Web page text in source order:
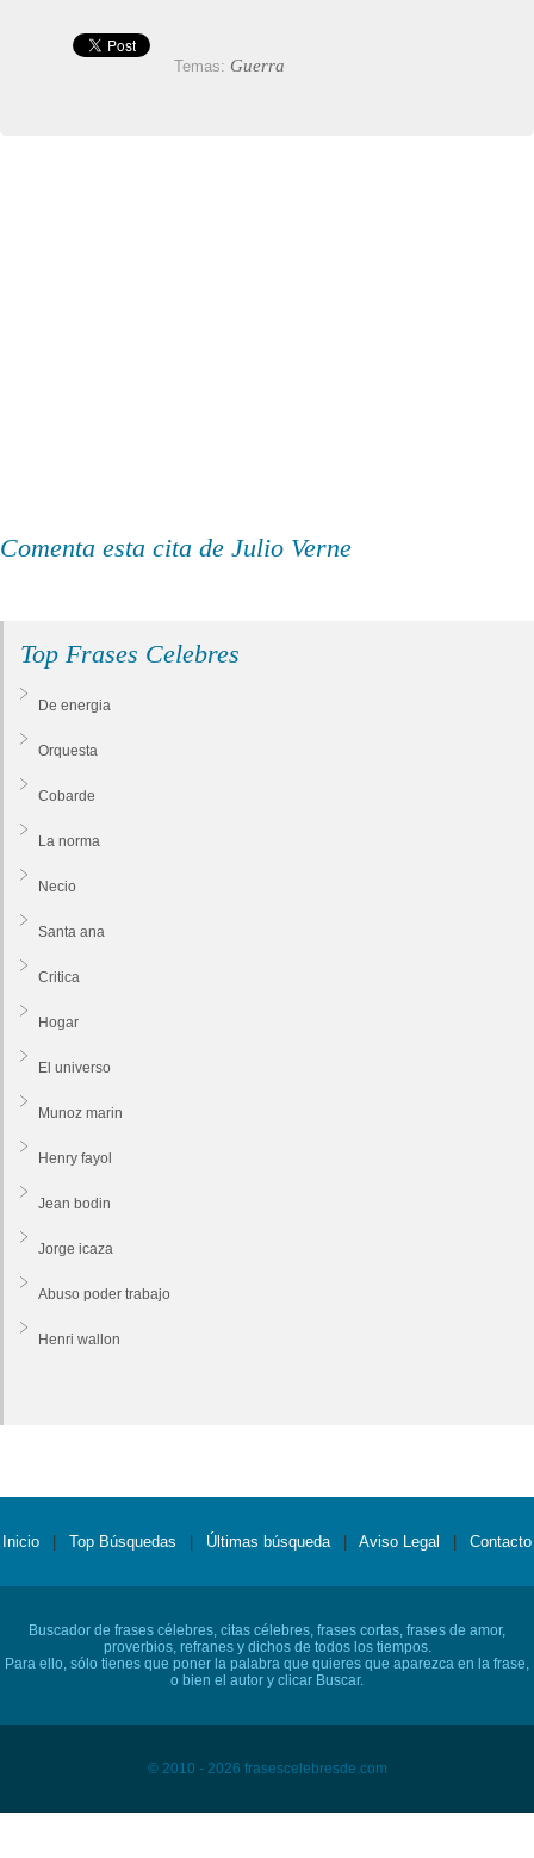
Temas: Guerra
Comenta esta cita de Julio Verne
Top Frases Celebres
De energia
Orquesta
Cobarde
La norma
Necio
Santa ana
Critica
Hogar
El universo
Munoz marin
Henry fayol
Jean bodin
Jorge icaza
Abuso poder trabajo
Henri wallon
Inicio Top Búsquedas Últimas búsqueda Aviso Legal Contacto
Buscador de frases célebres, citas célebres, frases cortas, frases de amor,
proverbios, refranes y dichos de todos los tiempos.
Para ello, sólo tienes que poner la palabra que quieres que aparezca en la frase,
o bien el autor y clicar Buscar.
© 2010 - 2026 frasescelebresde.com